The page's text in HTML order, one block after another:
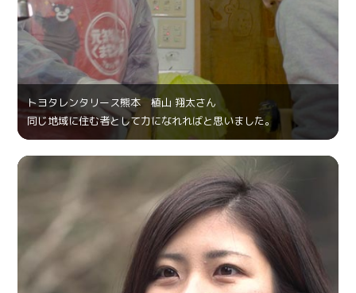
トヨタレンタリース熊本 植山 翔太さん
同じ地域に住む者として力になれればと思いました。